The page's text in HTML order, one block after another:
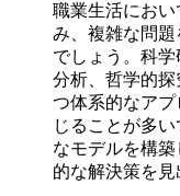
職業生活にお
み、複雑な問
でしょう。科
分析、哲学的
つ体系的なア
じることが多
なモデルを構
的な解決策を見